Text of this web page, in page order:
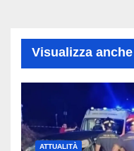
Visualizza anche
ATTUALITÀ